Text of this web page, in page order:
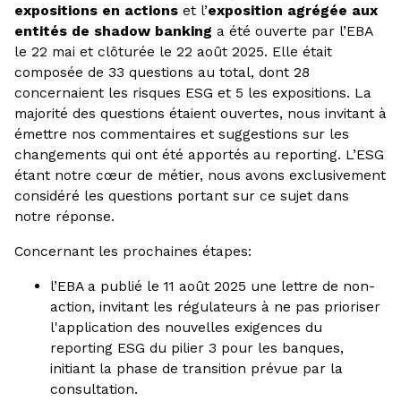
expositions en actionset l’exposition agrégée aux
entités de shadow banking a été ouverte par l’EBA
le 22 mai et clôturée le 22 août 2025. Elle était
composée de 33 questions au total, dont 28
concernaient les risques ESG et 5 les expositions. La
majorité des questions étaient ouvertes, nous invitant à
émettre nos commentaires et suggestions sur les
changements qui ont été apportés au reporting. L’ESG
étant notre cœur de métier, nous avons exclusivement
considéré les questions portant sur ce sujet dans
notre réponse.
Concernant les prochaines étapes:
l’EBA a publié le 11 août 2025 une lettre de non-
action, invitant les régulateurs à ne pas prioriser
l'application des nouvelles exigences du
reporting ESG du pilier 3 pour les banques,
initiant la phase de transition prévue par la
consultation.